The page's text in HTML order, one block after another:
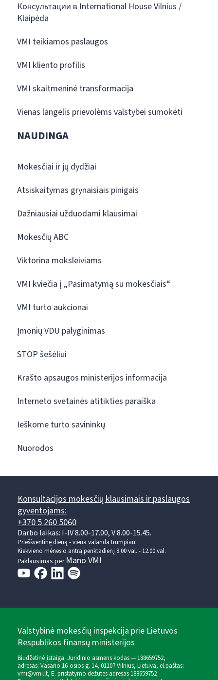
Консультации в International House Vilnius /
Klaipėda
VMI teikiamos paslaugos
VMI kliento profilis
VMI skaitmeninė transformacija
Vienas langelis prievolėms valstybei sumokėti
NAUDINGA
Mokesčiai ir jų dydžiai
Atsiskaitymas grynaisiais pinigais
Dažniausiai užduodami klausimai
Mokesčių ABC
Viktorina moksleiviams
VMI kviečia į „Pasimatymą su mokesčiais“
VMI turto aukcionai
Įmonių VDU palyginimas
STOP šešėliui
Krašto apsaugos ministerijos informacija
Interneto svetainės atitikties paraiška
Ieškome turto savininkų
Nuorodos
Konsultacijos mokesčių klausimais ir paslaugos
gyventojams:
+370 5 260 5060
Darbo laikas: I-IV 8.00-17.00, V 8.00-15.45.
Prieššventinę dieną - viena valanda trumpiau.
Kiekvieno mėnesio antrą penktadienį 8.00 val. - 12.00 val.
Paklausimas perMano VMI
Valstybinė mokesčių inspekcija prie Lietuvos
Respublikos finansų ministerijos
Biudžetinė įstaiga. Juridinio asmens kodas — 188659752,
adresas: Vasario 16-osios g. 14, 01107 Vilnius, Lietuva, el.paštas:
vmi@vmi.lt, E. pristatymo dėžutės adresas 188659752